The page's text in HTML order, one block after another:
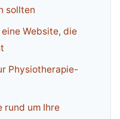
sollten
Website, die
Physiotherapie-
rund um Ihre